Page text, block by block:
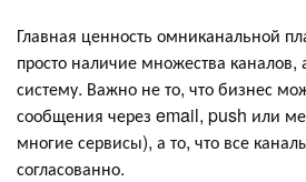
Главная ценность омниканальной
просто наличие множества каналов,
систему. Важно не то, что бизнес
сообщения через email, push или
многие сервисы), а то, что все
согласованно.